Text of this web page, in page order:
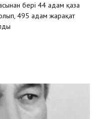
бері 44 адам қаза
495 адам жарақат